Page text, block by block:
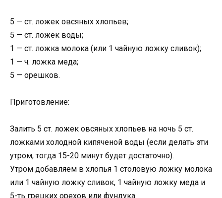
5 — ст. ложек овсяных хлопьев;
5 — ст. ложек воды;
1 — ст. ложка молока (или 1 чайную ложку сливок);
1 — ч. ложка меда;
5 — орешков.
Приготовление:
Залить 5 ст. ложек овсяных хлопьев на ночь 5 ст.
ложками холодной кипяченой воды (если делать эти
утром, тогда 15-20 минут будет достаточно).
Утром добавляем в хлопья 1 столовую ложку молока
или 1 чайную ложку сливок, 1 чайную ложку меда и
5-ть грецких орехов или фундука.